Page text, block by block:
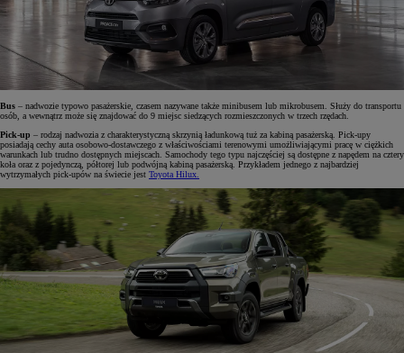
Bus – nadwozie typowo pasażerskie, czasem nazywane także minibusem lub mikrobusem. Służy do transportu
osób, a wewnątrz może się znajdować do 9 miejsc siedzących rozmieszczonych w trzech rzędach.
Pick-up – rodzaj nadwozia z charakterystyczną skrzynią ładunkową tuż za kabiną pasażerską. Pick-upy
posiadają cechy auta osobowo-dostawczego z właściwościami terenowymi umożliwiającymi pracę w ciężkich
warunkach lub trudno dostępnych miejscach. Samochody tego typu najczęściej są dostępne z napędem na cztery
koła oraz z pojedynczą, półtorej lub podwójną kabiną pasażerską. Przykładem jednego z najbardziej
wytrzymałych pick-upów na świecie jest Toyota Hilux.